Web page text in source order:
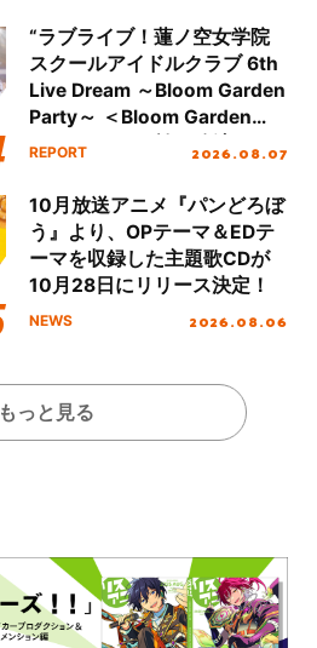
“ラブライブ！蓮ノ空女学院
スクールアイドルクラブ 6th
Live Dream ～Bloom Garden
Party～ ＜Bloom Garden
Party Stage／埼玉公演＞”
REPORT 2026.08.07
10月放送アニメ『パンどろぼ
う』より、OPテーマ＆EDテ
ーマを収録した主題歌CDが
10月28日にリリース決定！
NEWS 2026.08.06
もっと見る